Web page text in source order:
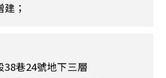
；
巷24號地下三層